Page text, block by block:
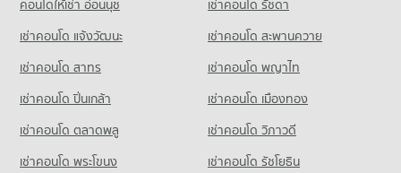
PROJECT_COUNT
Condo for Rent near Hat Yai Bus Terminal
62 properties for sale
คอนโดให้เช่า อ่อนนุช
เช่าคอนโด รัชดา
เช่าคอนโด แจ้งวัฒนะ
เช่าคอนโด สะพานควาย
เช่าคอนโด สาทร
เช่าคอนโด พญาไท
เช่าคอนโด ปิ่นเกล้า
เช่าคอนโด เมืองทอง
เช่าคอนโด ตลาดพลู
เช่าคอนโด วิภาวดี
เช่าคอนโด พระโขนง
เช่าคอนโด รัชโยธิน